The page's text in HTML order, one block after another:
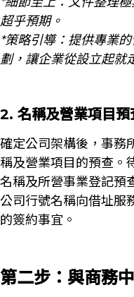
超乎預期。
*策略引導：提供專業
劃，讓企業從設立起就
2. 名稱及營業項目預
確定公司架構後，事務
稱及營業項目的預查。
名稱及所營事業登記預
公司行號名稱向借址服
的簽約事宜。
第二步：與商務